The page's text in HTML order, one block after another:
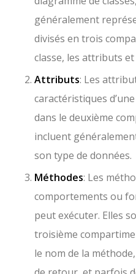
généralement
divisés en trois
classe, les attributs
Attributs: Les
caractéristiques
dans le deuxième
incluent
son type de données.
Méthodes: Les
comportements ou
peut exécuter. Elles
troisième
le nom de la